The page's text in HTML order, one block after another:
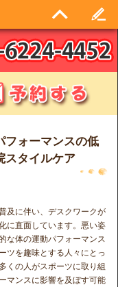
フォーマンスの低
スタイルケア
及に伴い、デスクワークが
に直面しています。悪い姿
な体の運動パフォーマンス
ツを趣味とする人々にとっ
くの人がスポーツに取り組
マンスに影響を及ぼす可能